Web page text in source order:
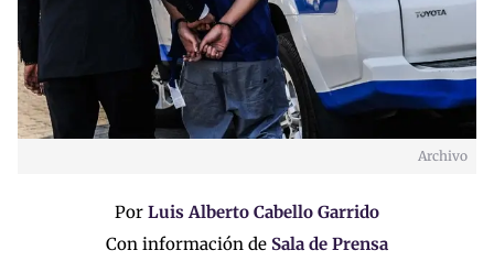
Archivo
Por Luis Alberto Cabello Garrido
Con información de Sala de Prensa